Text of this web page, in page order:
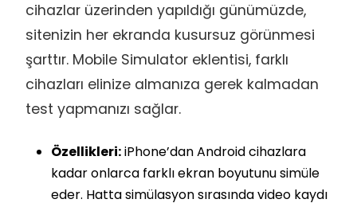
cihazlar üzerinden yapıldığı günümüzde,
sitenizin her ekranda kusursuz görünmesi
şarttır. Mobile Simulator eklentisi, farklı
cihazları elinize almanıza gerek kalmadan
test yapmanızı sağlar.
Özellikleri:iPhone’dan Android cihazlara
kadar onlarca farklı ekran boyutunu simüle
eder. Hatta simülasyon sırasında video kaydı